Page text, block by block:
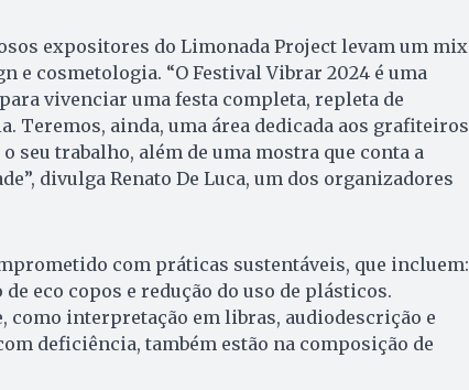
expositores do Limonada Project levam um mix
e cosmetologia. “O Festival Vibrar 2024 é uma
vivenciar uma festa completa, repleta de
Teremos, ainda, uma área dedicada aos grafiteiros
seu trabalho, além de uma mostra que conta a
divulga Renato De Luca, um dos organizadores
com práticas sustentáveis, que incluem:
eco copos e redução do uso de plásticos.
como interpretação em libras, audiodescrição e
deficiência, também estão na composição de